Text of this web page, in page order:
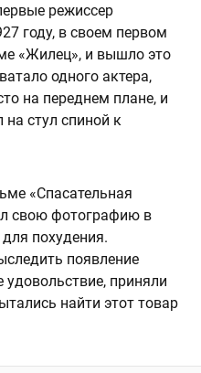
режиссер
году, в своем первом
«Жилец», и вышло это
одного актера,
на переднем плане, и
на стул спиной к
«Спасательная
свою фотографию в
похудения.
появление
приняли
найти этот товар